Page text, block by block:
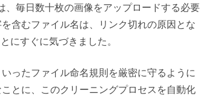
毎日数十枚の画像をアップロードする必要
含むファイル名は、リンク切れの原因とな
にすぐに気づきました。
ったファイル命名規則を厳密に守るように
とに、このクリーニングプロセスを自動化